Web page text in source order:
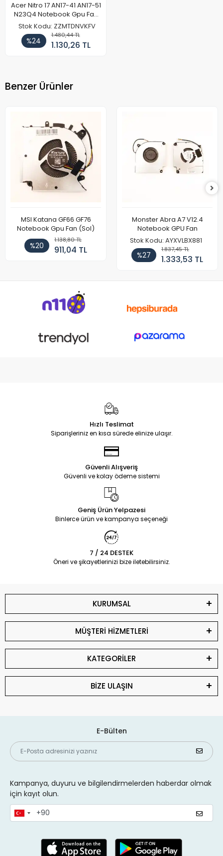
Acer Nitro 17 AN17-41 AN17-51
N23Q4 Notebook Gpu Fan
(V.2)
Stok Kodu: ZZMTDNVKFV
%24
1.480,44 TL
1.130,26 TL
Benzer Ürünler
MSI Katana GF66 GF76
Notebook Gpu Fan (Sol)
%20
1.138,80 TL
911,04 TL
Monster Abra A7 V12.4
Notebook GPU Fan
Stok Kodu: AYXVLBX881
%27
1.837,45 TL
1.333,53 TL
Hızlı Teslimat
Siparişleriniz en kısa sürede elinize ulaşır.
Güvenli Alışveriş
Güvenli ve kolay ödeme sistemi
Geniş Ürün Yelpazesi
Binlerce ürün ve kampanya seçeneği
7 / 24 DESTEK
Öneri ve şikayetlerinizi bize iletebilirsiniz.
KURUMSAL
MÜŞTERİ HİZMETLERİ
KATEGORİLER
BİZE ULAŞIN
E-Bülten
Kampanya, duyuru ve bilgilendirmelerden haberdar olmak
için kayıt olun.